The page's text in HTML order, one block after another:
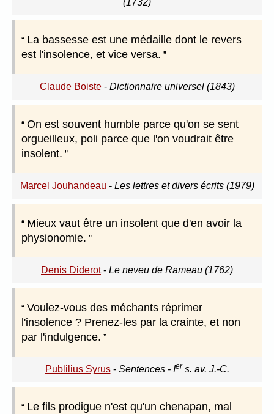
(1732)
La bassesse est une médaille dont le revers
est l'insolence, et vice versa.
Claude Boiste- Dictionnaire universel (1843)
On est souvent humble parce qu'on se sent
orgueilleux, poli parce que l'on voudrait être
insolent.
Marcel Jouhandeau - Les lettres et divers écrits (1979)
Mieux vaut être un insolent que d'en avoir la
physionomie.
Denis Diderot- Le neveu de Rameau (1762)
Voulez-vous des méchants réprimer
l'insolence ? Prenez-les par la crainte, et non
par l'indulgence.
Publilius Syrus- Sentences - Ier s. av. J.-C.
Le fils prodigue n'est qu'un chenapan, mal